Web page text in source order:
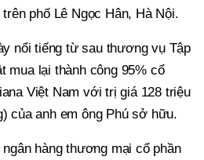
phố Lê Ngọc Hân, Hà Nội.
nổi tiếng từ sau thương vụ Tập
mua lại thành công 95% cổ
Việt Nam với trị giá 128 triệu
của anh em ông Phú sở hữu.
hàng thương mại cổ phần